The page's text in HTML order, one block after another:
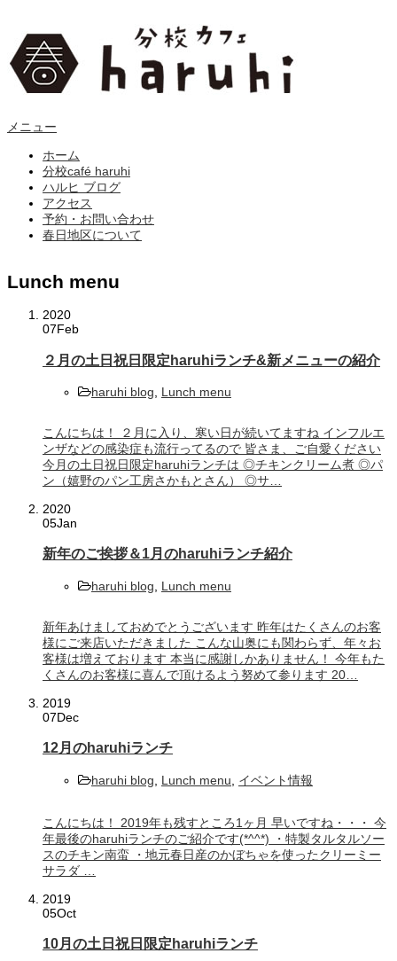
メニュー
ホーム
分校café haruhi
ハルヒ ブログ
アクセス
予約・お問い合わせ
春日地区について
Lunch menu
2020
07Feb
２月の土日祝日限定haruhiランチ&新メニューの紹介
haruhi blog Lunch menu
こんにちは！ ２月に入り、寒い日が続いてますね インフルエ
ンザなどの感染症も流行ってるので 皆さま、ご自愛ください
今月の土日祝日限定haruhiランチは ◎チキンクリーム煮 ◎パ
ン（嬉野のパン工房さかもとさん） ◎サ…
2020
05Jan
新年のご挨拶＆1月のharuhiランチ紹介
haruhi blog Lunch menu
新年あけましておめでとうございます 昨年はたくさんのお客
様にご来店いただきました こんな山奥にも関わらず、年々お
客様は増えております 本当に感謝しかありません！ 今年もた
くさんのお客様に喜んで頂けるよう努めて参ります 20…
2019
07Dec
12月のharuhiランチ
haruhi blog Lunch menu イベント情報
こんにちは！ 2019年も残すところ1ヶ月 早いですね・・・ 今
年最後のharuhiランチのご紹介です(*^^*) ・特製タルタルソー
スのチキン南蛮 ・地元春日産のかぼちゃを使ったクリーミー
サラダ …
2019
05Oct
10月の土日祝日限定haruhiランチ